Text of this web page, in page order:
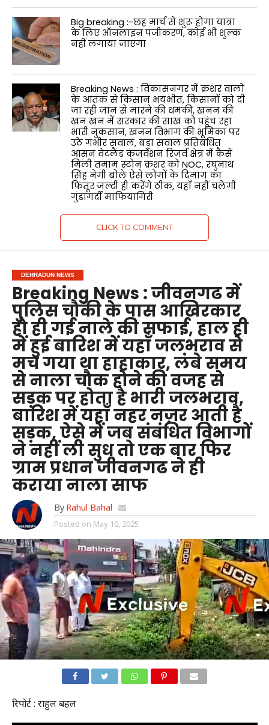
Big breaking :-छह मार्च से शुरू होगा यात्रा
के लिए ऑनलाइन पंजीकरण, कोई भी शुल्क
नहीं लगाया जाएगा
Breaking News : विकासनगर में क्रशर वालो
के आतंक से किसान भयभीत, किसानों को दी
जा रही जान से मारने की धमकी, खनन की
खन खन में सरकार की साख को पहुंच रहा
भारी नुकसान, खनन विभाग की भूमिका पर
उठे गंभीर सवाल, बड़ा सवाल प्रतिबंधित
आसन वेटलैंड कंजर्वेशन रिजर्व क्षेत्र में कैसे
मिली तमाम स्टोन क्रशर को NOC, रघुनाथ
सिंह नेगी बोले ऐसे लोगों के दिमाग का
फितूर जल्दी ही करेंगे ठीक, यहाँ नहीं चलेगी
गुंडागर्दी माफियागिरी
CLICK TO COMMENT
DEHRADUN NEWS
Breaking News : जीवनगढ में
पुलिस चौकी के पास आखिरकार
हो ही गई नाले की सफाई, हाल ही
में हुई बारिश में यहाँ जलभराव से
मच गया था हाहाकार, लंबे समय
से नाला चौक होने की वजह से
सड़क पर होता है भारी जलभराव,
बारिश में यहाँ नहर नज़र आती है
सड़क, ऐसे में जब संबंधित विभागों
ने नहीं ली सुध तो एक बार फिर
ग्राम प्रधान जीवनगढ ने ही
कराया नाला साफ
By Rahul Bahal
Posted on May 10, 2025
रिपोर्ट : राहुल बहल